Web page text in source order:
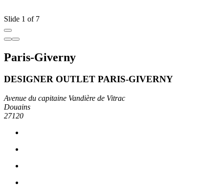
Slide 1 of 7
Paris-Giverny
DESIGNER OUTLET PARIS-GIVERNY
Avenue du capitaine Vandière de Vitrac
Douains
27120